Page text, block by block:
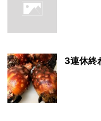
3連休終